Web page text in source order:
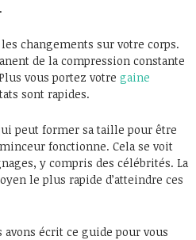
changements sur votre corps.
de la compression constante
vous portez votre gaine
sont rapides.
peut former sa taille pour être
fonctionne. Cela se voit
y compris des célébrités. La
le plus rapide d’atteindre ces
écrit ce guide pour vous